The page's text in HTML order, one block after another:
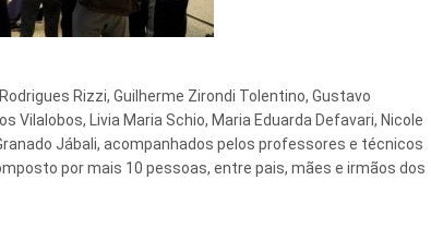
Rizzi, Guilherme Zirondi Tolentino, Gustavo
Vilalobos, Livia Maria Schio, Maria Eduarda Defavari, Nicole
Jábali, acompanhados pelos professores e técnicos
por mais 10 pessoas, entre pais, mães e irmãos dos